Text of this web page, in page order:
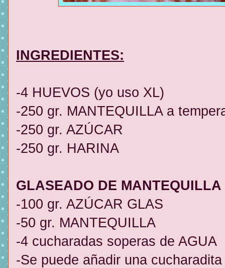
INGREDIENTES:
-4 HUEVOS (yo uso XL)
-250 gr. MANTEQUILLA a
-250 gr. AZÚCAR
-250 gr. HARINA
GLASEADO DE
-100 gr. AZÚCAR GLAS
-50 gr. MANTEQUILLA
-4 cucharadas soperas de AGUA
-Se puede añadir una